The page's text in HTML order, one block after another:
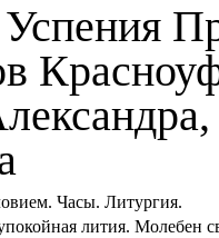
Часы. Литургия.
лития. Молебен